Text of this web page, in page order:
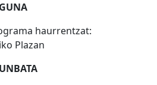
haurrentzat:
Plazan